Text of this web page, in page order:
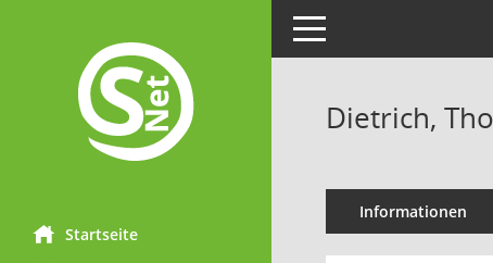
Startseite
Toggle navigation
Dietrich,
Informationen